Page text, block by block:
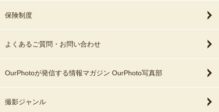
保険制度
よくあるご質問・お問い合わせ
OurPhotoが発信する情報マガジン OurPhoto写真部
撮影ジャンル